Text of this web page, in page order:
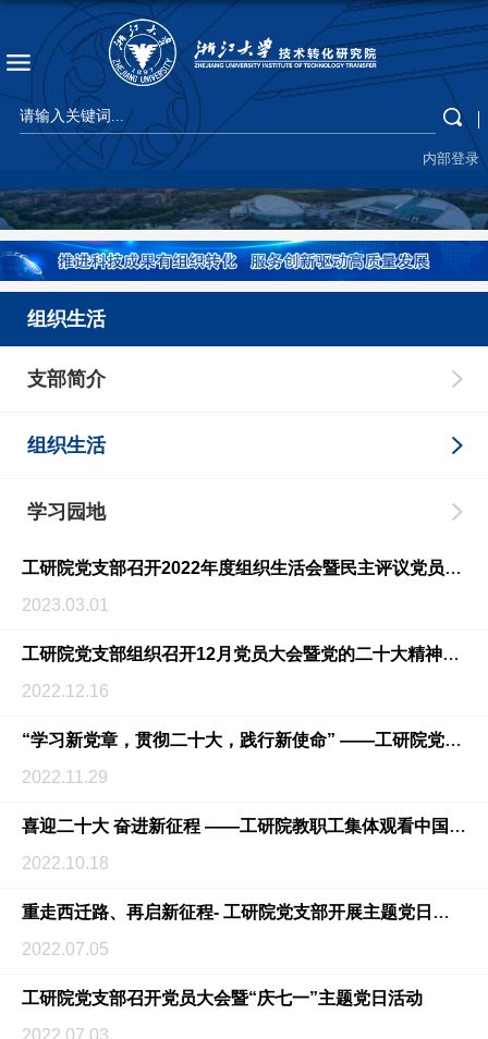
内部登录
组织生活
支部简介
组织生活
学习园地
工研院党支部召开2022年度组织生活会暨民主评议党员大会
2023.03.01
工研院党支部组织召开12月党员大会暨党的二十大精神宣讲主题党日活动
2022.12.16
“学习新党章，贯彻二十大，践行新使命” ——工研院党支部开展学习贯彻党的二十大精神专题大讨论活动
2022.11.29
喜迎二十大 奋进新征程 ——工研院教职工集体观看中国共产党第二十次全国代表大会开幕会并开展学习讨论
2022.10.18
重走西迁路、再启新征程- 工研院党支部开展主题党日活动
2022.07.05
工研院党支部召开党员大会暨“庆七一”主题党日活动
2022.07.03